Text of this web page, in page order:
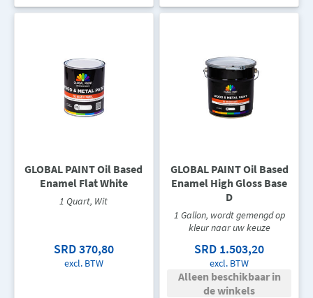
GLOBAL PAINT Oil Based
Enamel Flat White
1 Quart, Wit
SRD 370,80
excl. BTW
GLOBAL PAINT Oil Based
Enamel High Gloss Base
D
1 Gallon, wordt gemengd op
kleur naar uw keuze
SRD 1.503,20
excl. BTW
Alleen beschikbaar in
de winkels